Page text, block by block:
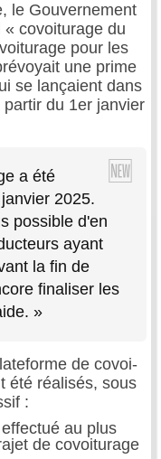
le Gouvernement
covoiturage du
pour les
une prime
se lançaient dans
du 1er janvier
a été
2025.
possible d'en
ayant
la fin de
finaliser les
»
de covoi­
été réalisés, sous
:
au plus
de covoiturage